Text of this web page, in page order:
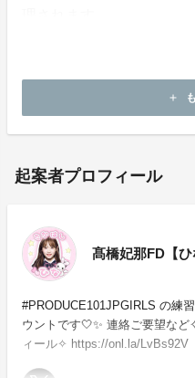
所等へのお問い合わせは
add
起案者プロフィール
髙橋妃那FD【ひ
#PRODUCE101JPGIRLS の練
ウントです🤍✨ 連絡ご要望な
ィール✧ https://onl.la/LvBs92V